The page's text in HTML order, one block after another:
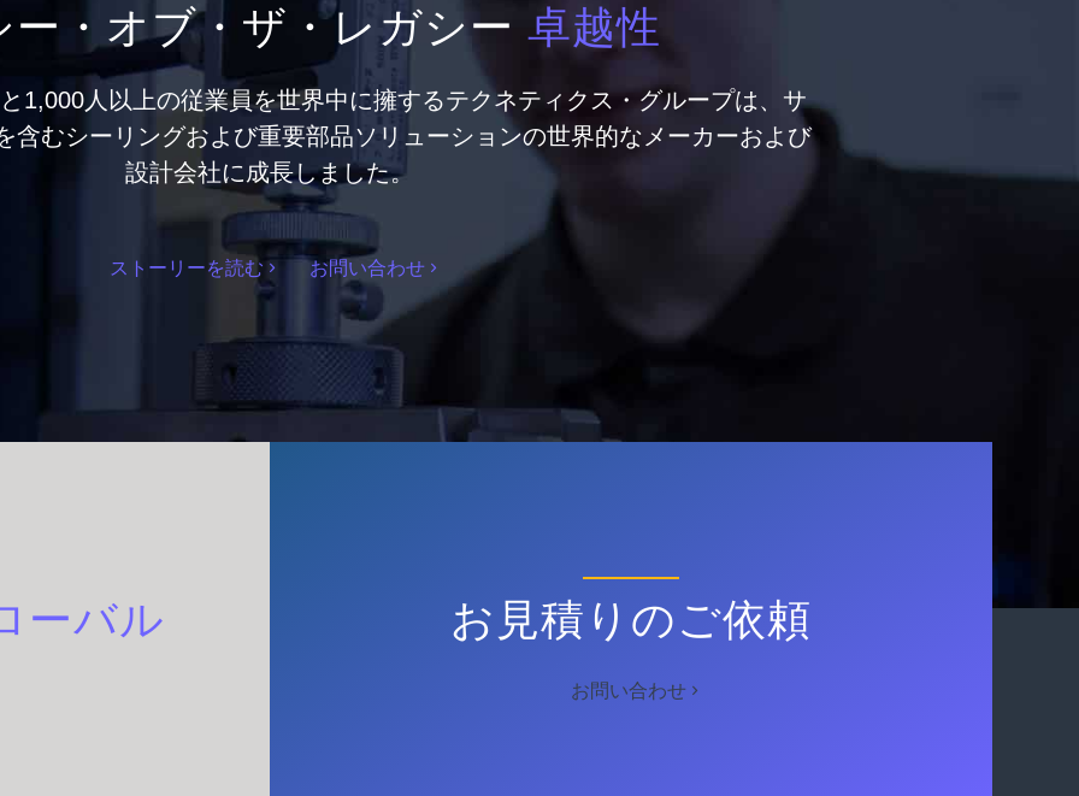
ー・オブ・ザ・レガシー 卓越性
1,000人以上の従業員を世界中に擁するテクネティクス・グループは、サ
含むシーリングおよび重要部品ソリューションの世界的なメーカーおよび
設計会社に成長しました。
ストーリーを読む お問い合わせ
ーバル お見積りのご依頼
お問い合わせ